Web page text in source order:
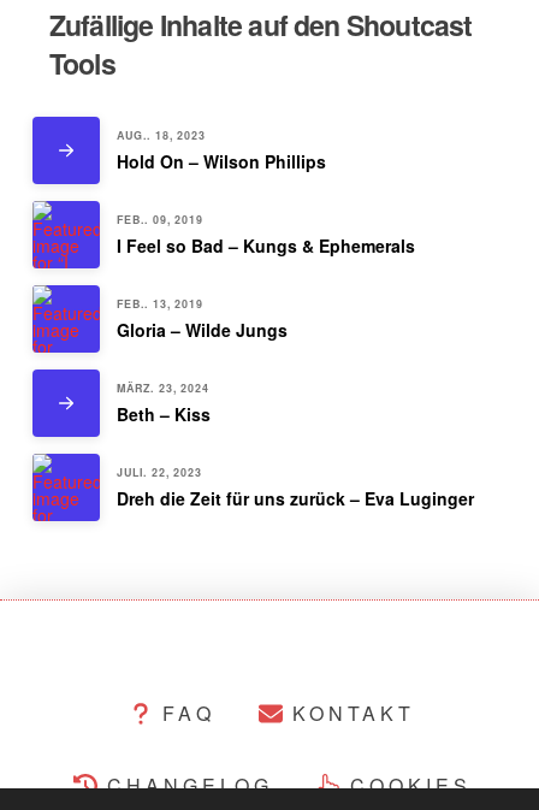
Zufällige Inhalte auf den Shoutcast
Tools
AUG.. 18, 2023
Hold On – Wilson Phillips
FEB.. 09, 2019
I Feel so Bad – Kungs & Ephemerals
FEB.. 13, 2019
Gloria – Wilde Jungs
MÄRZ. 23, 2024
Beth – Kiss
JULI. 22, 2023
Dreh die Zeit für uns zurück – Eva Luginger
FAQ KONTAKT
CHANGELOG COOKIES